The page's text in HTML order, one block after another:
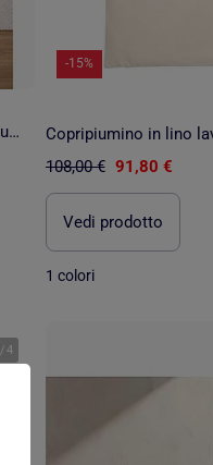
Completo letto in cotone e lino lavato tinta unita
-15%
Copripiumino in lino
108,00 € 91,80 €
Vedi prodotto
1 colori
/4